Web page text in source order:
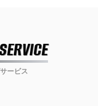
ービス